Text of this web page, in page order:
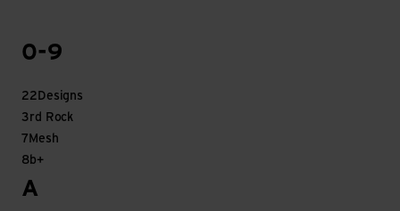
0-9
22Designs
3rd Rock
7Mesh
8b+
A